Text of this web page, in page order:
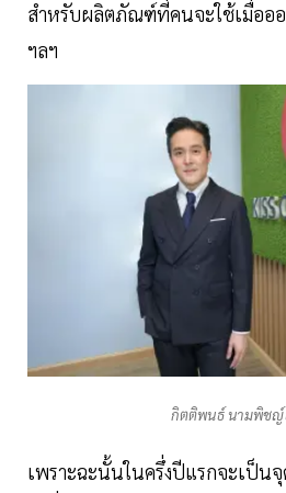
สำหรับผลิตภัณฑ์ที่คนจะใช้เมื่ออ
ฯลฯ
กิตติพนธ์ นามพิช
เพราะฉะนั้นในครึ่งปีแรกจะเป็